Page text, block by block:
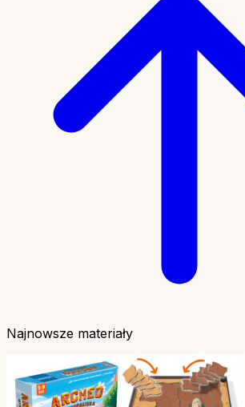
Najnowsze materiały